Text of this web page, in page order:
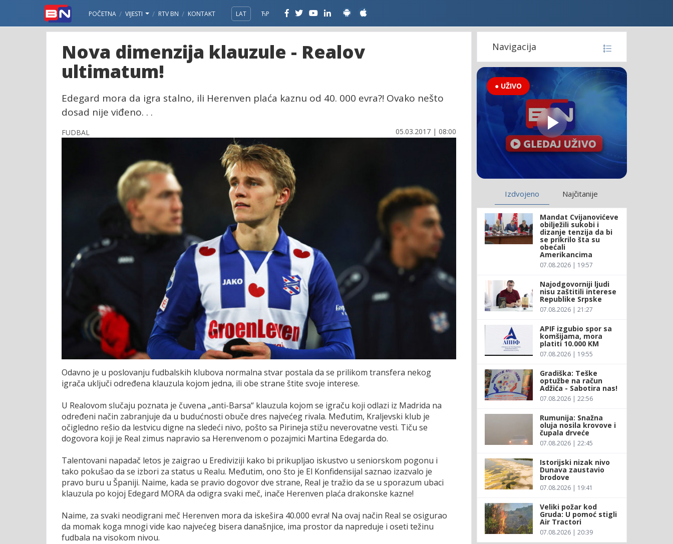
POČETNA VIJESTI RTV BN KONTAKT LAT ЋР
Nova dimenzija klauzule - Realov
ultimatum!
Edegard mora da igra stalno, ili Herenven plaća kaznu od 40. 000 evra?! Ovako nešto
dosad nije viđeno. . .
FUDBAL 05.03.2017 | 08:00
Odavno je u poslovanju fudbalskih klubova normalna stvar postala da se prilikom transfera nekog
igrača uključi određena klauzula kojom jedna, ili obe strane štite svoje interese.
U Realovom slučaju poznata je čuvena „anti-Barsa“ klauzula kojom se igraču koji odlazi iz Madrida na
određeni način zabranjuje da u budućnosti obuče dres najvećeg rivala. Međutim, Kraljevski klub je
očigledno rešio da lestvicu digne na sledeći nivo, pošto sa Pirineja stižu neverovatne vesti. Tiču se
dogovora koji je Real zimus napravio sa Herenvenom o pozajmici Martina Edegarda do.
Talentovani napadač letos je zaigrao u Erediviziji kako bi prikupljao iskustvo u seniorskom pogonu i
tako pokušao da se izbori za status u Realu. Međutim, ono što je El Konfidensijal saznao izazvalo je
pravo buru u Španiji. Naime, kada se pravio dogovor dve strane, Real je tražio da se u sporazum ubaci
klauzula po kojoj Edegard MORA da odigra svaki meč, inače Herenven plaća drakonske kazne!
Naime, za svaki neodigrani meč Herenven mora da iskešira 40.000 evra! Na ovaj način Real se osigurao
da momak koga mnogi vide kao najvećeg bisera današnjice, ima prostor da napreduje i oseti težinu
fudbala na visokom nivou.
Navigacija
● UŽIVO
Izdvojeno Najčitanije
Mandat Cvijanovićeve
obilježili sukobi i
dizanje tenzija da bi
se prikrilo šta su
obećali
Amerikancima
07.08.2026 | 19:57
Najodgovorniji ljudi
nisu zaštitili interese
Republike Srpske
07.08.2026 | 21:27
APIF izgubio spor sa
komšijama, mora
platiti 10.000 KM
07.08.2026 | 19:55
Gradiška: Teške
optužbe na račun
Adžića - Sabotira nas!
07.08.2026 | 22:56
Rumunija: Snažna
oluja nosila krovove i
čupala drveće
07.08.2026 | 22:45
Istorijski nizak nivo
Dunava zaustavio
brodove
07.08.2026 | 19:41
Veliki požar kod
Gruda: U pomoć stigli
Air Tractori
07.08.2026 | 20:39